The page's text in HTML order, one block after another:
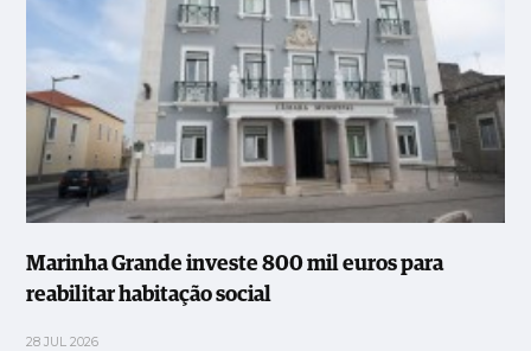
Marinha Grande investe 800 mil euros para
reabilitar habitação social
28 JUL 2026